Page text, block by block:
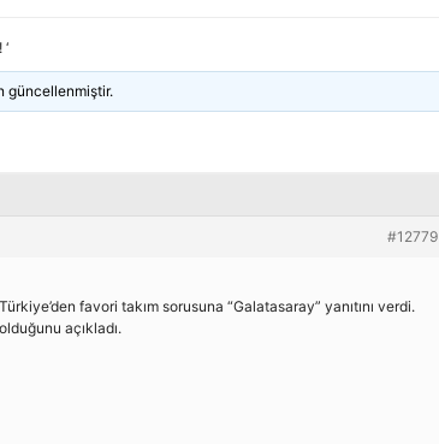
güncellenmiştir.
#12779
favori takım sorusuna “Galatasaray” yanıtını verdi.
açıkladı.